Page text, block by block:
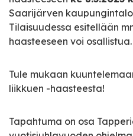
Saarijärven
Tilaisuudessa esitellään
haasteeseen voi osallistua.
Tule mukaan
liikkuen -haasteesta!
Tapahtuma on osa